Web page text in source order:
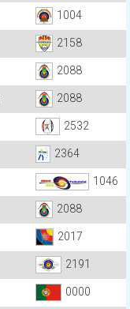
1004
2158
2088
2088
2532
2364
1046
2088
2017
2191
0000